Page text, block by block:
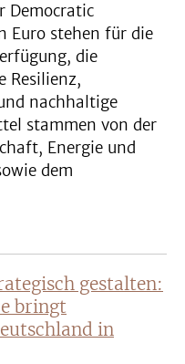
Democratic
Euro stehen für die
die
Resilienz,
nachhaltige
stammen von der
Energie und
dem
gestalten:
bringt
in